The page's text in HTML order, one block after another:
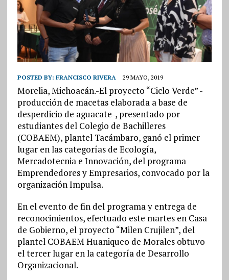
POSTED BY: FRANCISCO RIVERA 29 MAYO, 2019
Morelia, Michoacán.-El proyecto “Ciclo Verde” -
producción de macetas elaborada a base de
desperdicio de aguacate-, presentado por
estudiantes del Colegio de Bachilleres
(COBAEM), plantel Tacámbaro, ganó el primer
lugar en las categorías de Ecología,
Mercadotecnia e Innovación, del programa
Emprendedores y Empresarios, convocado por la
organización Impulsa.
En el evento de fin del programa y entrega de
reconocimientos, efectuado este martes en Casa
de Gobierno, el proyecto “Milen Crujilen”, del
plantel COBAEM Huaniqueo de Morales obtuvo
el tercer lugar en la categoría de Desarrollo
Organizacional.